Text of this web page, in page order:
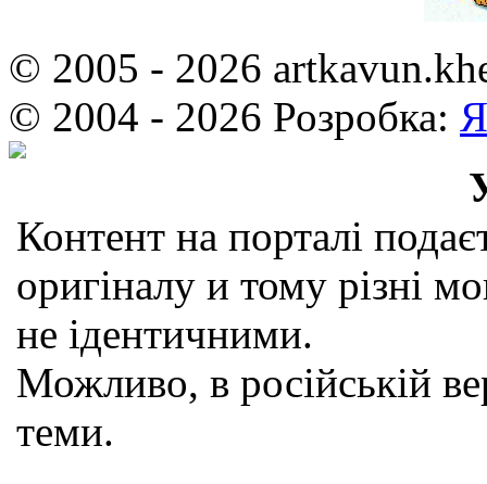
© 2005 - 2026
© 2004 - 2026 Розробка:
Контент на порталі
оригіналу и тому різні
не ідентичними.
Можливо, в російській
теми.